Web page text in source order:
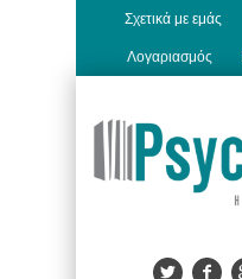
Σχετικά με εμάς
Λογαριασμός